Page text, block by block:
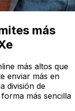
más
más altos que
enviar más en
división de
más sencilla